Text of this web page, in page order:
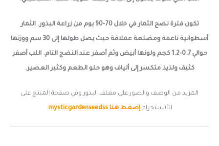
تكون فترة نضج الثمار في خلال 70-90 يوم من زراعة البذور. الثمار
أسطوانية ناعمة ومضلعة عملاقة حيث يصل طولها إلى 30 سم ووزنها
حوالي 0.7-1.2 كجم ولونها أبيض وثم أصفر عند النضج التام. اللب أصفر
كثيف ولذيذ متكسر إلى ألياف وهو حلو الطعم وكثير العصير.
المزيد من الوصف والصور على مغلف البذور وفي صفحة المنتج على
الأنستجرام إضغط هنا mysticgardenseedss